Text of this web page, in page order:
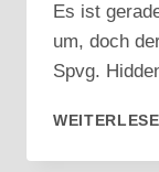
Es ist
um, doch
Spvg.